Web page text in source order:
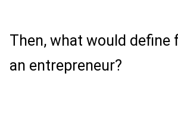
Then, what would
an entrepreneur?